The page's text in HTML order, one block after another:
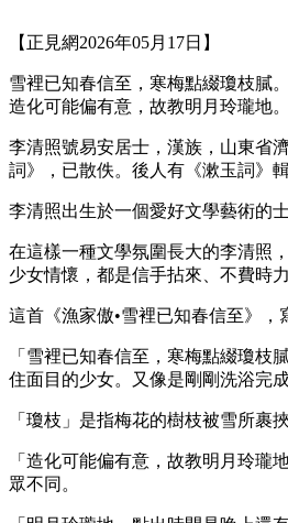
【正見網2026年05月17日】
雪裡已知春信至，寒梅點綴瓊枝膩
造化可能偏有意，故教明月玲瓏地
李清照號易安居士，漢族，山東省
詞》，已散佚。後人有《漱玉詞》輯
李清照出生於一個愛好文學藝術的
在這樣一種文學氛圍長大的李清照
少女情懷，都是信手拈來、不費時力
這首《漁家傲•雪裡已知春信至》，
「雪裡已知春信至，寒梅點綴瓊
住面目的少女。又像是剛剛洗浴完成
「瓊枝」是指梅花的樹枝被雪所裹
「造化可能偏有意，故教明月玲
眾不同。